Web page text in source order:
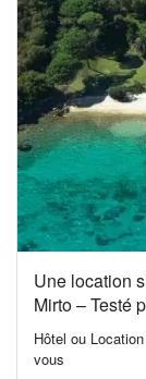
Une location
Mirto – Testé
Hôtel ou
vous